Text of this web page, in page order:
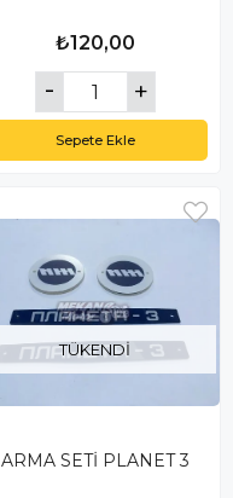
₺120,00
Sepete Ekle
TÜKENDI
ARMA SETİ PLANET 3